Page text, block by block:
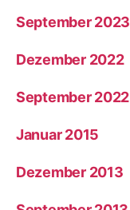
September 2023
Dezember 2022
September 2022
Januar 2015
Dezember 2013